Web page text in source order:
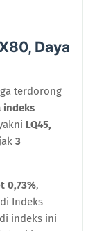
Daya
terdorong
indeks
LQ45,
3
0,73%,
Indeks
indeks ini